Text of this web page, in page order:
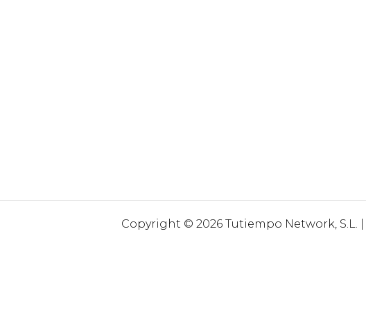
Copyright © 2026 Tutiempo Network, S.L. |